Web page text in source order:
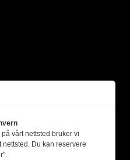
vårt nettsted bruker vi
Du kan reservere